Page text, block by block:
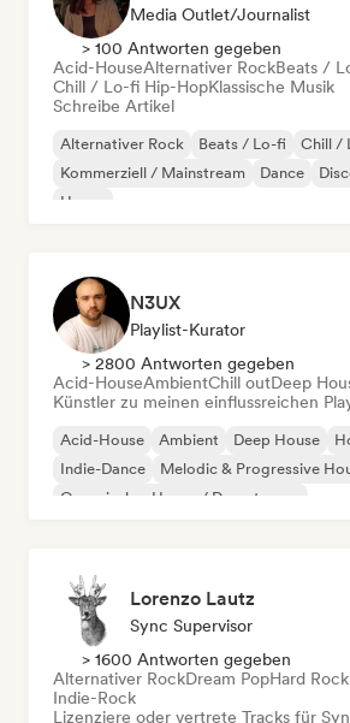
Media Outlet/Journalist
> 100 Antworten gegeben
Acid-HouseAlternativer RockBeats /
Chill / Lo-fi Hip-HopKlassische Musik
Schreibe Artikel
Alternativer Rock Beats / Lo-fi
Chill /
Kommerziell / Mainstream
Dance
House
N3UX
Playlist-Kurator
> 2800 Antworten gegeben
Acid-HouseAmbientChill outDeep
Künstler zu meinen einflussreichen
Acid-House Ambient Deep House
Indie-Dance
Melodic & Progressive
Organischer House / Downtempo
Lorenzo Lautz
Sync Supervisor
> 1600 Antworten gegeben
Alternativer RockDream PopHard Rock
Indie-Rock
Lizenziere oder vertrete Tracks für